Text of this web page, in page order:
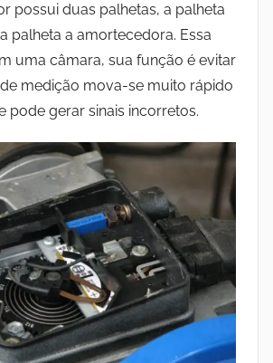
possui duas palhetas, a palheta
palheta a amortecedora. Essa
uma câmara, sua função é evitar
medição mova-se muito rápido
pode gerar sinais incorretos.